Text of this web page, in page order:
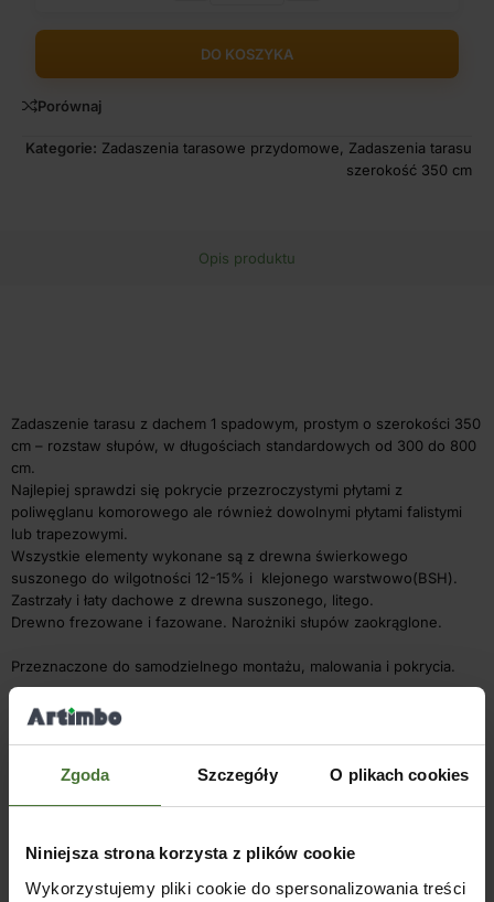
Zgoda Szczegóły O plikach cookies
Niniejsza strona korzysta z plików cookie
Wykorzystujemy pliki cookie do spersonalizowania treści
DO KOSZYKA
Porównaj
Kategorie: Zadaszenia tarasowe przydomowe, Zadaszenia tarasu
szerokość 350 cm
Opis produktu
Zadaszenie tarasu z dachem 1 spadowym, prostym o szerokości 350
cm – rozstaw słupów, w długościach standardowych od 300 do 800
cm.
Najlepiej sprawdzi się pokrycie przezroczystymi płytami z
poliwęglanu komorowego ale również dowolnymi płytami falistymi
lub trapezowymi.
Wszystkie elementy wykonane są z drewna świerkowego
suszonego do wilgotności 12-15% i klejonego warstwowo(BSH).
Zastrzały i łaty dachowe z drewna suszonego, litego.
Drewno frezowane i fazowane. Narożniki słupów zaokrąglone.
Przeznaczone do samodzielnego montażu, malowania i pokrycia.
Słupy na długości można przesuwać dopasowując np. do tarasu.
Konstrukcja nie zawiera pokrycia dachowego i elementów
60-70 cm.
Rozstaw krokwi ok. 80 cm.